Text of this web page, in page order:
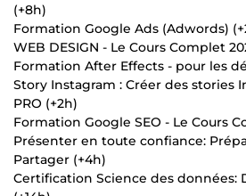
(+8h)
Formation Google Ads (Adwords)
WEB DESIGN - Le Cours Complet
Formation After Effects - pour les
Story Instagram : Créer des stories
PRO (+2h)
Formation Google SEO - Le Cours
Présenter en toute confiance:
Partager (+4h)
Certification Science des données: